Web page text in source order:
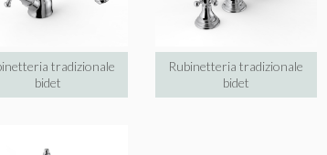
tradizionale
bidet
Rubinetteria tradizionale
bidet